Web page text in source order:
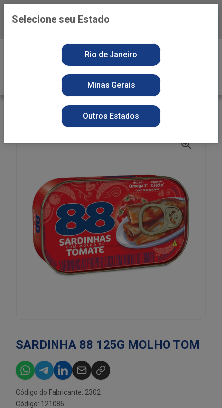
Baixe já o APP da Playvender
SARDINHA 88 125G MOLHO TOM
SARDINHA 88 125G MOLHO TOM
Código do Fabricante: 2302
Código: 121086
Selecione seu Estado
Rio de Janeiro
Minas Gerais
Outros Estados